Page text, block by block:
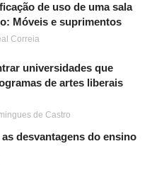
de uso de uma sala
Móveis e suprimentos
Correia
universidades que
de artes liberais
de Castro
desvantagens do ensino